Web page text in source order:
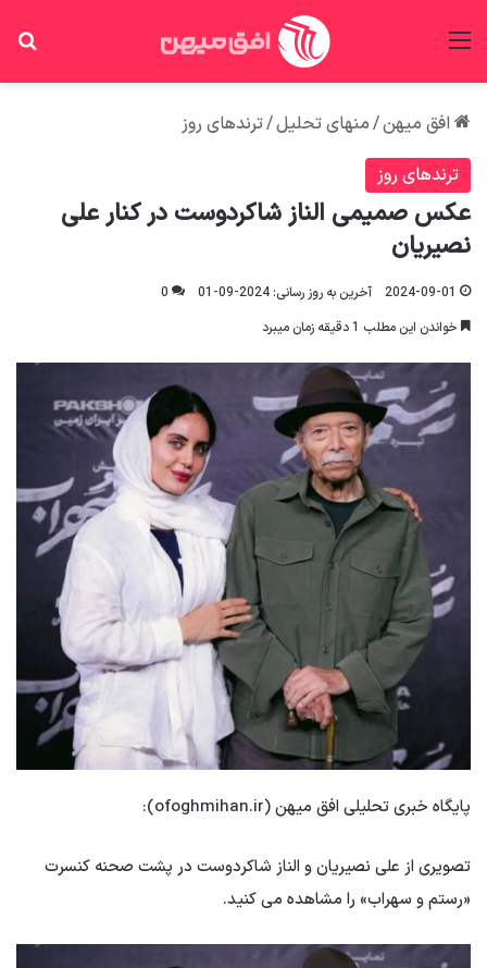
افق میهن/منهای تحلیل/ترندهای روز
ترندهای روز
عکس صمیمی الناز شاکردوست در کنار علی
نصیریان
2024-09-01 آخرین به روز رسانی: 2024-09-01
0
خواندن این مطلب 1 دقیقه زمان میبرد
پایگاه خبری تحلیلی افق میهن (ofoghmihan.ir):
تصویری از علی نصیریان و الناز شاکردوست در پشت صحنه کنسرت
«رستم و سهراب» را مشاهده می کنید.